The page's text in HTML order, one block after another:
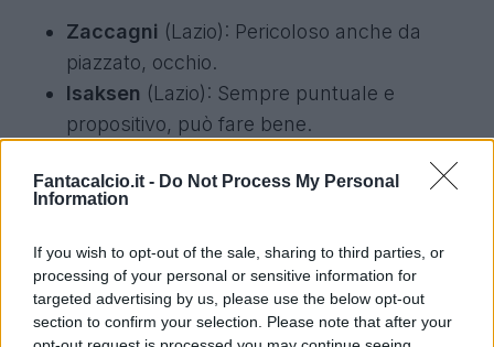
Fantacalcio.it - Do Not Process My Personal
Information
If you wish to opt-out of the sale, sharing to third parties, or
processing of your personal or sensitive information for
targeted advertising by us, please use the below opt-out
section to confirm your selection. Please note that after your
Zaccagni (Lazio): Pericoloso anche da
piazzato, occhio.
Isaksen (Lazio): Sempre puntuale e
propositivo, può fare bene.
creare problemi.
incidere ancora.
Lazio-Cagliari, chi non schierare al
Fantacalcio